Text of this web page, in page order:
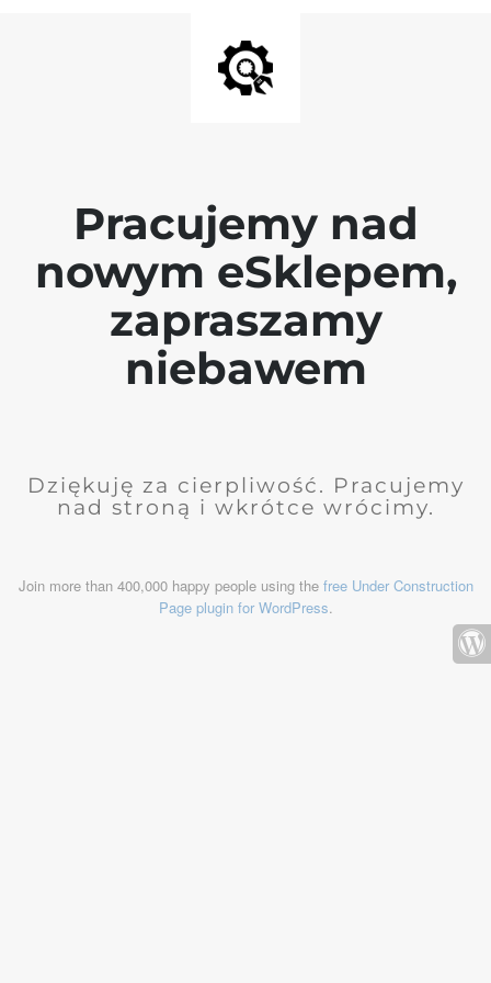
Pracujemy nad
nowym eSklepem,
zapraszamy
niebawem
Dziękuję za cierpliwość. Pracujemy
nad stroną i wkrótce wrócimy.
Join more than 400,000 happy people using the free Under Construction
Page plugin for WordPress.